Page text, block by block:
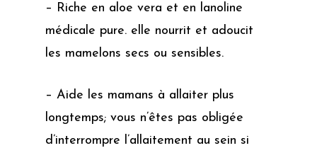
– Riche en aloe vera et en lanoline
médicale pure. elle nourrit et adoucit
les mamelons secs ou sensibles.
– Aide les mamans à allaiter plus
longtemps; vous n’êtes pas obligée
d’interrompre l’allaitement au sein si